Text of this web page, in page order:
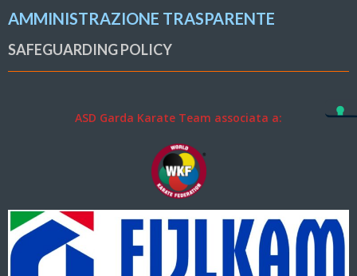
AMMINISTRAZIONE TRASPARENTE
SAFEGUARDING POLICY
ASD Garda Karate Team associata a: